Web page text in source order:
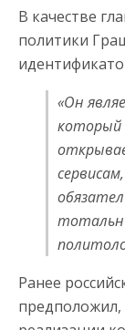
В качестве
политики
«Он
который
Ранее
предположил,